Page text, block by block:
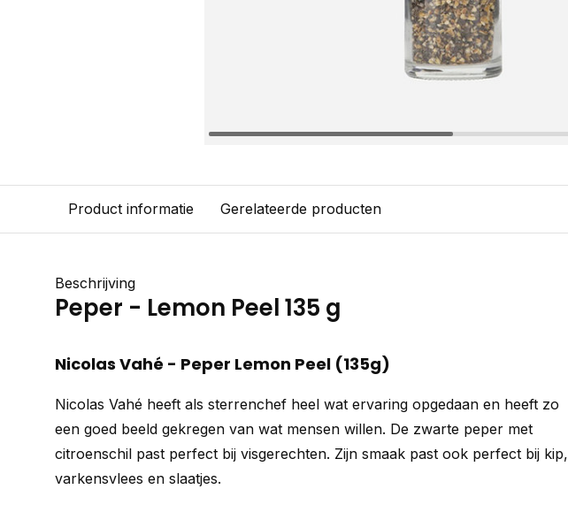
Product informatie Gerelateerde producten
Beschrijving
Peper - Lemon Peel 135 g
Nicolas Vahé - Peper Lemon Peel (135g)
Nicolas Vahé heeft als sterrenchef heel wat ervaring opgedaan en heeft zo
een goed beeld gekregen van wat mensen willen. De zwarte peper met
citroenschil past perfect bij visgerechten. Zijn smaak past ook perfect bij kip,
varkensvlees en slaatjes.